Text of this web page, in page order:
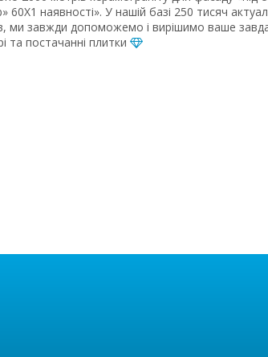
60Х1 наявності». У нашій базі 250 тисяч
ми завжди допоможемо і вирішимо ваше
та постачанні плитки